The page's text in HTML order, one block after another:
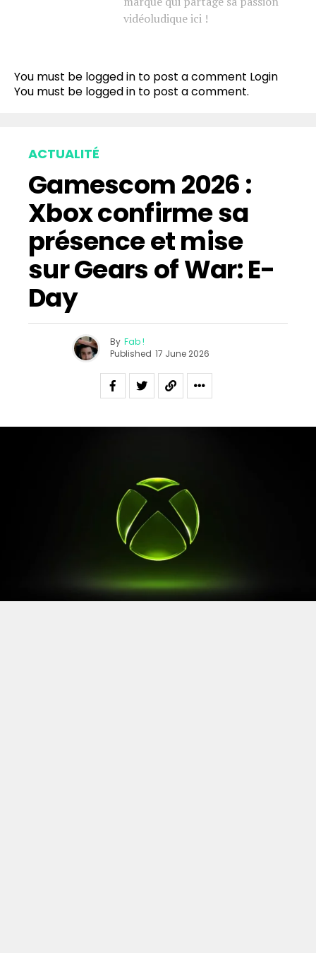
vidéoludique ici !
You must be logged in to post a comment Login
You must be logged in to post a comment.
ACTUALITÉ
Gamescom 2026 :
Xbox confirme sa
présence et mise
sur Gears of War: E-
Day
By Fab !
Published 17 June 2026